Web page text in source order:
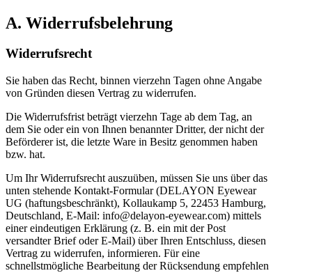
A. Widerrufsbelehrung
Widerrufsrecht
Sie haben das Recht, binnen vierzehn Tagen ohne Angabe
von Gründen diesen Vertrag zu widerrufen.
Die Widerrufsfrist beträgt vierzehn Tage ab dem Tag, an
dem Sie oder ein von Ihnen benannter Dritter, der nicht der
Beförderer ist, die letzte Ware in Besitz genommen haben
bzw. hat.
Um Ihr Widerrufsrecht auszuüben, müssen Sie uns über das
unten stehende Kontakt-Formular (DELAYON Eyewear
UG (haftungsbeschränkt), Kollaukamp 5, 22453 Hamburg,
Deutschland, E-Mail: info@delayon-eyewear.com) mittels
einer eindeutigen Erklärung (z. B. ein mit der Post
versandter Brief oder E-Mail) über Ihren Entschluss, diesen
Vertrag zu widerrufen, informieren. Für eine
schnellstmögliche Bearbeitung der Rücksendung empfehlen